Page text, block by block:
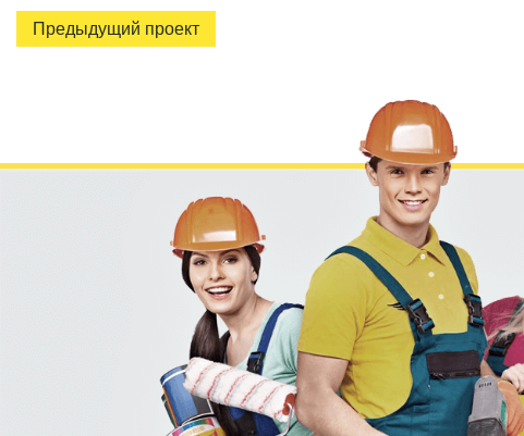
Предыдущий проект